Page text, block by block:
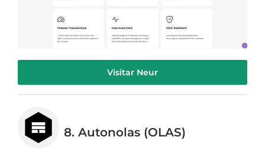
Visitar Neur
8. Autonolas (OLAS)